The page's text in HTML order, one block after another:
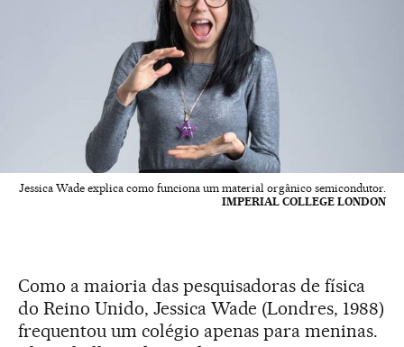
Jessica Wade explica como funciona um material orgânico semicondutor.
IMPERIAL COLLEGE LONDON
Como a maioria das pesquisadoras de física
do Reino Unido, Jessica Wade (Londres, 1988)
frequentou um colégio apenas para meninas.